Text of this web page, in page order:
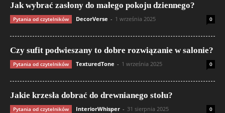
Jak wybrać zasłony do małego pokoju dziennego?
Pytania od czytelników DecorVerse - 1 września 2025 0
Czy sufit podwieszany to dobre rozwiązanie w salonie?
Pytania od czytelników TexturedTone - 1 września 2025 0
Jakie krzesła dobrać do drewnianego stołu?
Pytania od czytelników InteriorWhisper - 31 sierpnia 2025 0